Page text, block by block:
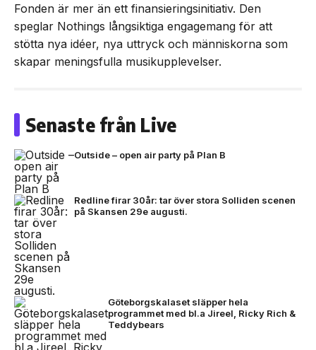
Fonden är mer än ett finansieringsinitiativ. Den
speglar Nothings långsiktiga engagemang för att
stötta nya idéer, nya uttryck och människorna som
skapar meningsfulla musikupplevelser.
Senaste från Live
Outside – open air party på Plan B
Redline firar 30år: tar över stora Solliden scenen
på Skansen 29e augusti.
Göteborgskalaset släpper hela
programmet med bl.a Jireel, Ricky Rich &
Teddybears